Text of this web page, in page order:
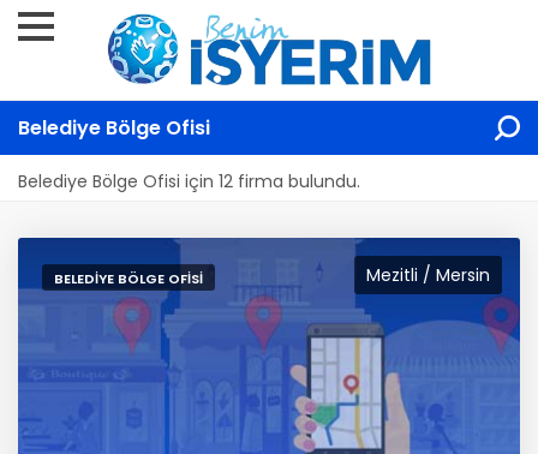
Belediye Bölge Ofisi
Belediye Bölge Ofisi için 12 firma bulundu.
Mezitli / Mersin
BELEDIYE BÖLGE OFISI